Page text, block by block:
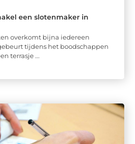
een slotenmaker in
overkomt bijna iedereen
tijdens het boodschappen
terrasje ...